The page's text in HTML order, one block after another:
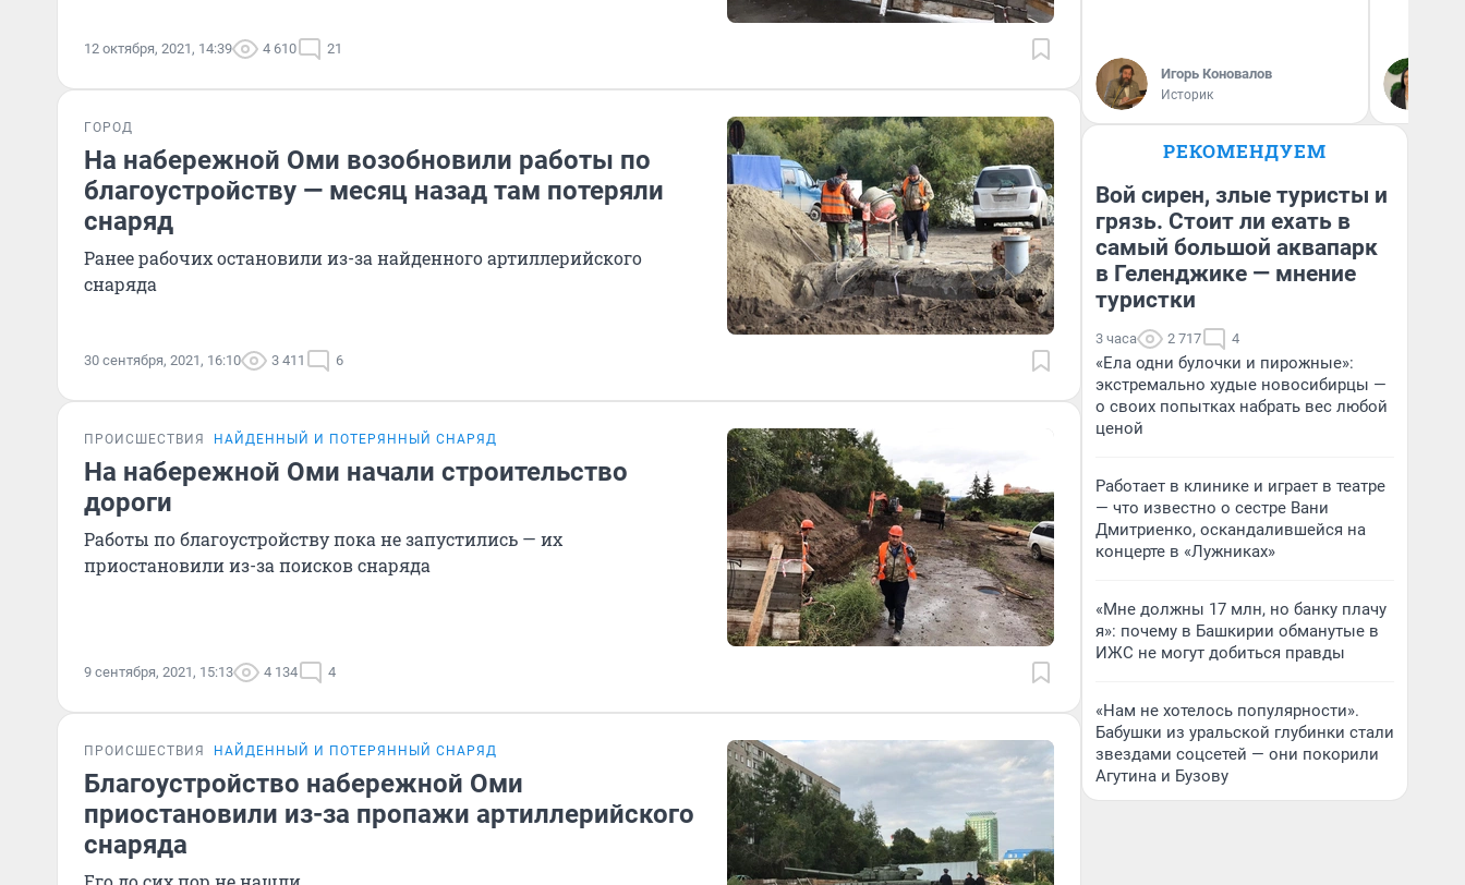
12 октября, 2021, 14:39 4 610 21
ГОРОД
На набережной Оми возобновили работы по
благоустройству — месяц назад там потеряли
снаряд
Ранее рабочих остановили из-за найденного артиллерийского
снаряда
30 сентября, 2021, 16:10 3 411 6
ПРОИСШЕСТВИЯ НАЙДЕННЫЙ И ПОТЕРЯННЫЙ СНАРЯД
На набережной Оми начали строительство
дороги
Работы по благоустройству пока не запустились — их
приостановили из-за поисков снаряда
9 сентября, 2021, 15:13 4 134 4
ПРОИСШЕСТВИЯ НАЙДЕННЫЙ И ПОТЕРЯННЫЙ СНАРЯД
Благоустройство набережной Оми
приостановили из-за пропажи артиллерийского
снаряда
Игорь Коновалов
Историк
РЕКОМЕНДУЕМ
Вой сирен, злые туристы и
грязь. Стоит ли ехать в
самый большой аквапарк
в Геленджике — мнение
туристки
3 часа 2 717 4
«Ела одни булочки и пирожные»:
экстремально худые новосибирцы —
о своих попытках набрать вес любой
ценой
Работает в клинике и играет в театре
— что известно о сестре Вани
Дмитриенко, оскандалившейся на
концерте в «Лужниках»
«Мне должны 17 млн, но банку плачу
я»: почему в Башкирии обманутые в
ИЖС не могут добиться правды
«Нам не хотелось популярности».
Бабушки из уральской глубинки стали
звездами соцсетей — они покорили
Агутина и Бузову